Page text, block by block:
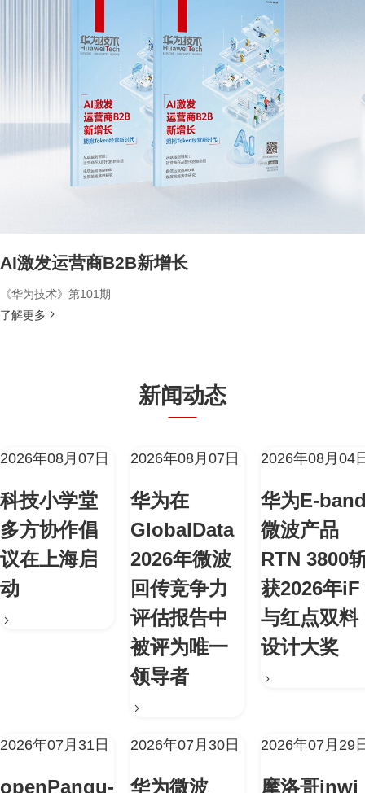
AI激发运营商B2B新增长
《华为技术》第101期
了解更多
新闻动态
2026年08月07日
科技小学堂
多方协作倡
议在上海启
动
2026年08月07日
华为在
GlobalData
2026年微波
回传竞争力
评估报告中
被评为唯一
领导者
2026年08月04
华为E-
微波产品
RTN 3800
获2026年iF
与红点双料
设计大奖
2026年07月31日
openPangu-
2026年07月30日
华为微波
2026年07月29
摩洛哥inwi